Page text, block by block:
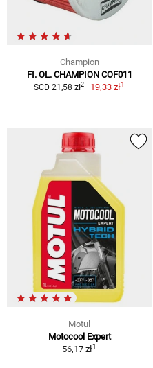
Champion
FI. OL. CHAMPION COF011
SCD 21,58 zł2 19,33 zł1
Motul
Motocool Expert
56,17 zł1